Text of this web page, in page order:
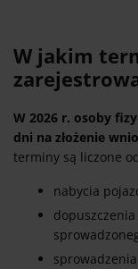
W jakim
W 2026 r. osoby
dni na złożenie
terminy są liczone
nabycia